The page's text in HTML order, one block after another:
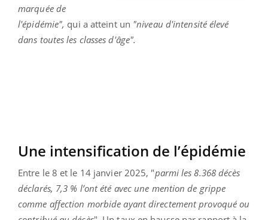
marquée de
l'épidémie", qui a atteint un "niveau d'intensité élevé
dans toutes les classes d'âge".
Une intensification de l’épidémie
Entre le 8 et le 14 janvier 2025, "parmi les 8.368 décès
déclarés, 7,3 % l’ont été avec une mention de grippe
comme affection morbide ayant directement provoqué ou